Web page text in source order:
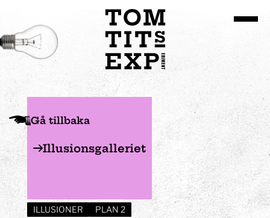
Gå tillbaka
Illusionsgalleriet
ILLUSIONER PLAN 2